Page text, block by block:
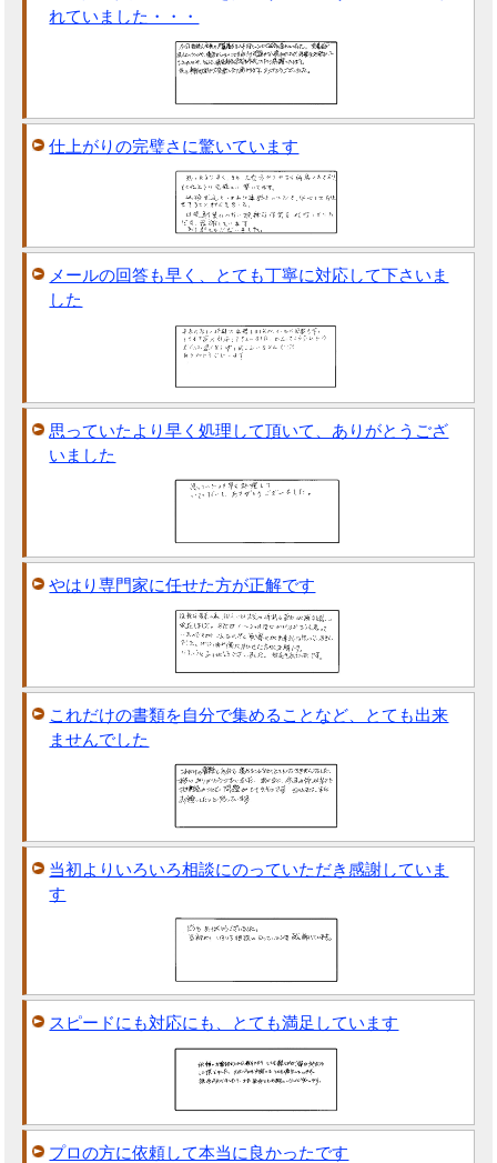
れていました・・・
仕上がりの完璧さに驚いています
メールの回答も早く、とても丁寧に対応して下さいま
した
思っていたより早く処理して頂いて、ありがとうござ
いました
やはり専門家に任せた方が正解です
これだけの書類を自分で集めることなど、とても出来
ませんでした
当初よりいろいろ相談にのっていただき感謝していま
す
スピードにも対応にも、とても満足しています
プロの方に依頼して本当に良かったです